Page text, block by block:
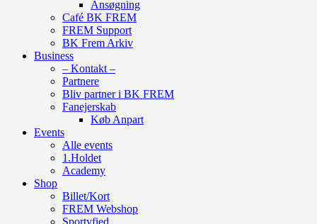
Ansøgning
Café BK FREM
FREM Support
BK Frem Arkiv
Business
– Kontakt –
Partnere
Bliv partner i BK FREM
Fanejerskab
Køb Anpart
Events
Alle events
1.Holdet
Academy
Shop
Billet/Kort
FREM Webshop
Sportyfied